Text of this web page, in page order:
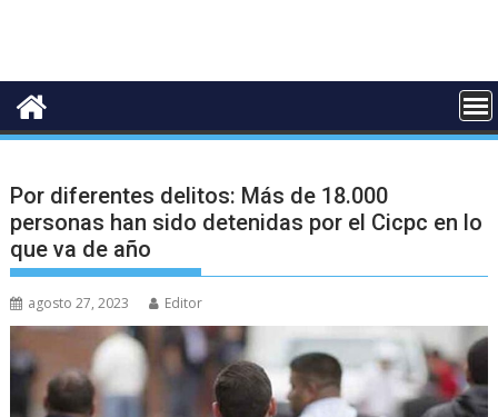
Por diferentes delitos: Más de 18.000
personas han sido detenidas por el Cicpc en lo
que va de año
agosto 27, 2023 Editor